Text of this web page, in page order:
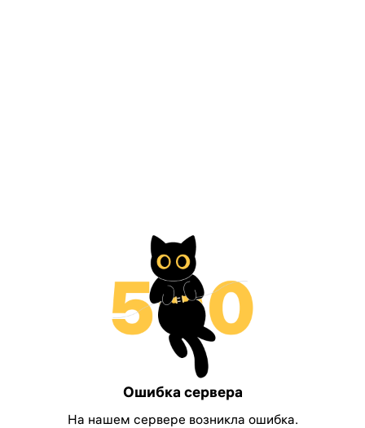
Ошибка сервера
На нашем сервере возникла ошибка.